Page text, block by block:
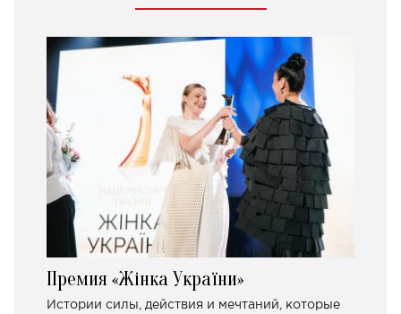
Премия «Жінка України»
Истории силы, действия и мечтаний, которые